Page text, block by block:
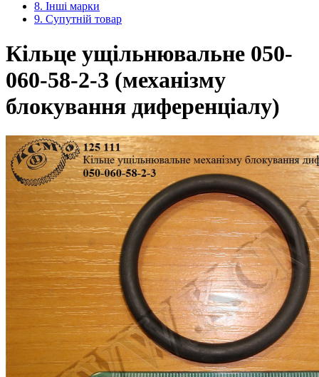
8. Інші марки
9. Супутній товар
Кільце ущільнювальне 050-
060-58-2-3 (механізму
блокування диференціалу)